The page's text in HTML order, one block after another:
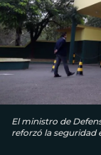
El ministro de
reforzó la seguridad